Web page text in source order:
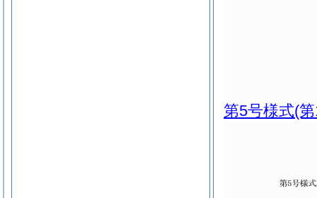
第5号様式(